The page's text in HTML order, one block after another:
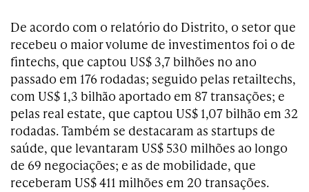
De acordo com o relatório do Distrito, o setor que
recebeu o maior volume de investimentos foi o de
fintechs, que captou US$ 3,7 bilhões no ano
passado em 176 rodadas; seguido pelas retailtechs,
com US$ 1,3 bilhão aportado em 87 transações; e
pelas real estate, que captou US$ 1,07 bilhão em 32
rodadas. Também se destacaram as startups de
saúde, que levantaram US$ 530 milhões ao longo
de 69 negociações; e as de mobilidade, que
receberam US$ 411 milhões em 20 transações.